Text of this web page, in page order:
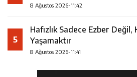
8 Ağustos 2026-11:42
5
Hafızlık Sadece Ezber Değil,
Yaşamaktır
8 Ağustos 2026-11:41